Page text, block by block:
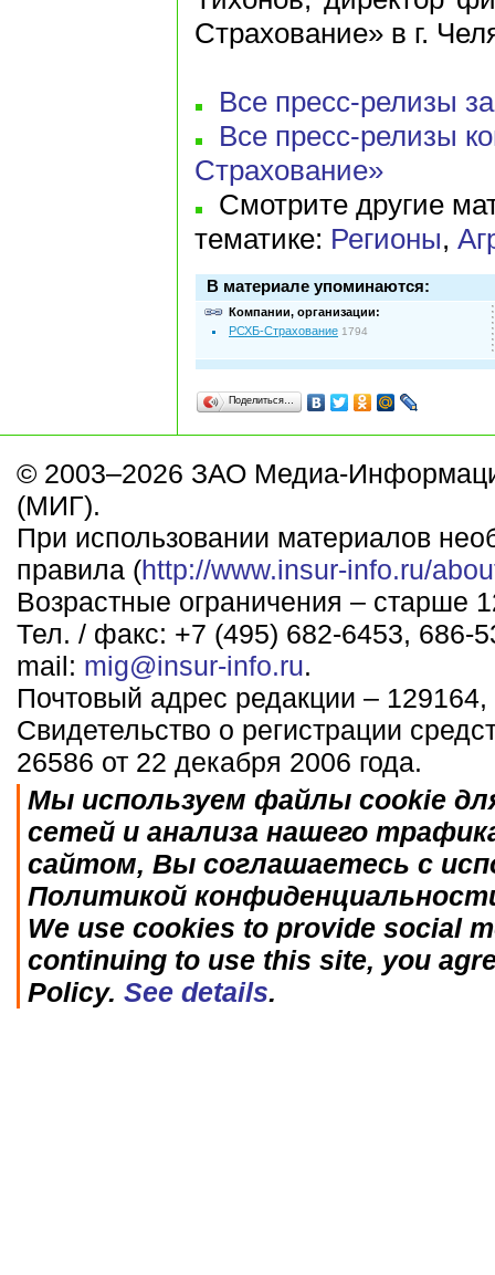
Страхование» в г.
Все пресс-релизы
Все пресс-релизы
Страхование»
Смотрите другие
тематике: Регионы,
В материале упоминаются:
Компании, организации:
РСХБ-Страхование 1794
Поделиться…
© 2003–2026 ЗАО Медиа-
(МИГ).
При использовании материалов
правила (http://www.insur-info.ru/
Возрастные ограничения – старше
Тел. / факс: +7 (495) 682-6453, 686-
mail: mig@insur-info.ru.
Почтовый адрес редакции –
Свидетельство о регистрации
26586 от 22 декабря 2006 года.
Мы используем файлы cookie
сетей и анализа нашего
сайтом, Вы соглашаетесь с
Политикой
We use cookies to provide social
continuing to use this site, you
Policy. See details.